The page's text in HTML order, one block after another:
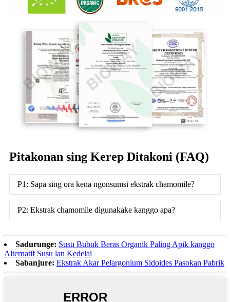
Pitakonan sing Kerep Ditakoni (FAQ)
P1: Sapa sing ora kena ngonsumsi ekstrak chamomile?
P2: Ekstrak chamomile digunakake kanggo apa?
Sadurunge: Susu Bubuk Beras Organik Paling Apik kanggo
Alternatif Susu lan Kedelai
Sabanjure: Ekstrak Akar Pelargonium Sidoides Pasokan Pabrik